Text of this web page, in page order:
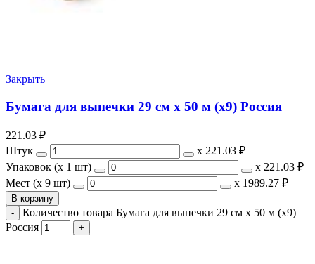
Закрыть
Бумага для выпечки 29 см х 50 м (х9) Россия
221.03 ₽
Штук
х 221.03 ₽
Упаковок (x 1 шт)
х 221.03 ₽
Мест (x 9 шт)
х 1989.27 ₽
В корзину
Количество товара Бумага для выпечки 29 см х 50 м (х9)
Россия